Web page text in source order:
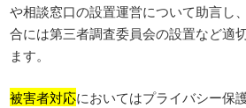
や相談窓口の設置運営について助言し
合には第三者調査委員会の設置など適
ます。
被害者対応においてはプライバシー保